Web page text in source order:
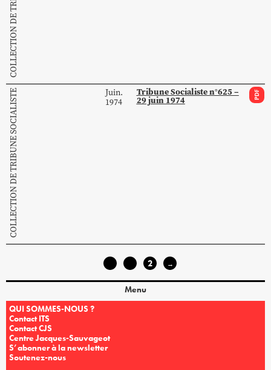
COLLECTION DE TRIBUNE SOCIALISTE
Juin.
1974
Tribune Socialiste n°625 –
29 juin 1974 PDF
2 →
Menu
QUI SOMMES-NOUS ?
Contact ITS
Contact CJS
Centre Jacques-Sauvageot
S’abonner à la newsletter
Soutenez-nous